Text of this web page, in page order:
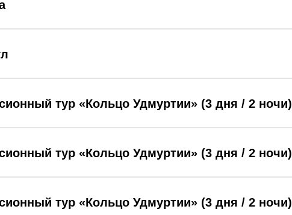
тур «Кольцо Удмуртии» (3 дня / 2 ночи)
тур «Кольцо Удмуртии» (3 дня / 2 ночи)
тур «Кольцо Удмуртии» (3 дня / 2 ночи)